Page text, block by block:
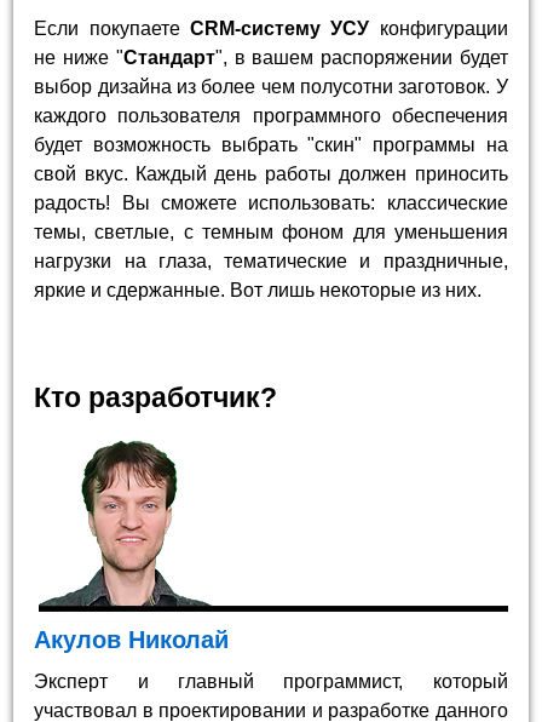
Если покупаете CRM-систему УСУ конфигурации
не ниже "Стандарт", в вашем распоряжении будет
выбор дизайна из более чем полусотни заготовок. У
каждого пользователя программного обеспечения
будет возможность выбрать "скин" программы на
свой вкус. Каждый день работы должен приносить
радость! Вы сможете использовать: классические
темы, светлые, с темным фоном для уменьшения
нагрузки на глаза, тематические и праздничные,
яркие и сдержанные. Вот лишь некоторые из них.
Кто разработчик?
Акулов Николай
Эксперт и главный программист, который
участвовал в проектировании и разработке данного